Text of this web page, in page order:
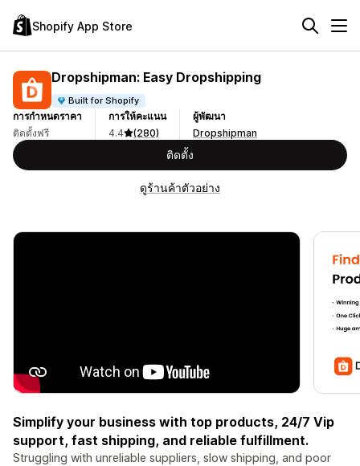
Shopify App Store
Dropshipman: Easy Dropshipping
Built for Shopify
การกำหนดราคา
ติดตั้งฟรี
การให้คะแนน
4.4
(280)
ผู้พัฒนา
Dropshipman
ติดตั้ง
ดูร้านค้าตัวอย่าง
Simplify your business with top products, 24/7 Vip
support, fast shipping, and reliable fulfillment.
Struggling with unreliable suppliers, slow shipping, and poor